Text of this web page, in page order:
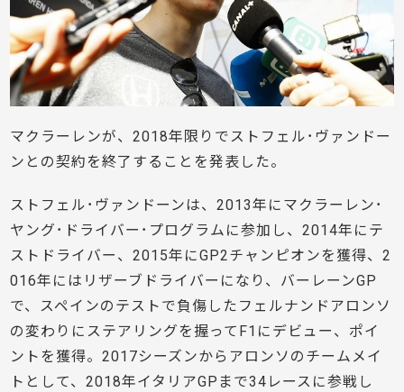
マクラーレンが、2018年限りでストフェル･ヴァンドー
ンとの契約を終了することを発表した。
ストフェル･ヴァンドーンは、2013年にマクラーレン･
ヤング･ドライバー･プログラムに参加し、2014年にテ
ストドライバー、2015年にGP2チャンピオンを獲得、2
016年にはリザーブドライバーになり、バーレーンGP
で、スペインのテストで負傷したフェルナンドアロンソ
の変わりにステアリングを握ってF1にデビュー、ポイ
ントを獲得。2017シーズンからアロンソのチームメイ
トとして、2018年イタリアGPまで34レースに参戦し